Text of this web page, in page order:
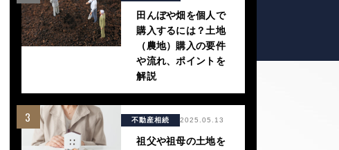
田んぼや畑を個人で
購入するには？土地
（農地）購入の要件
や流れ、ポイントを
解説
3 不動産相続 2025.05.13
祖父や祖母の土地を